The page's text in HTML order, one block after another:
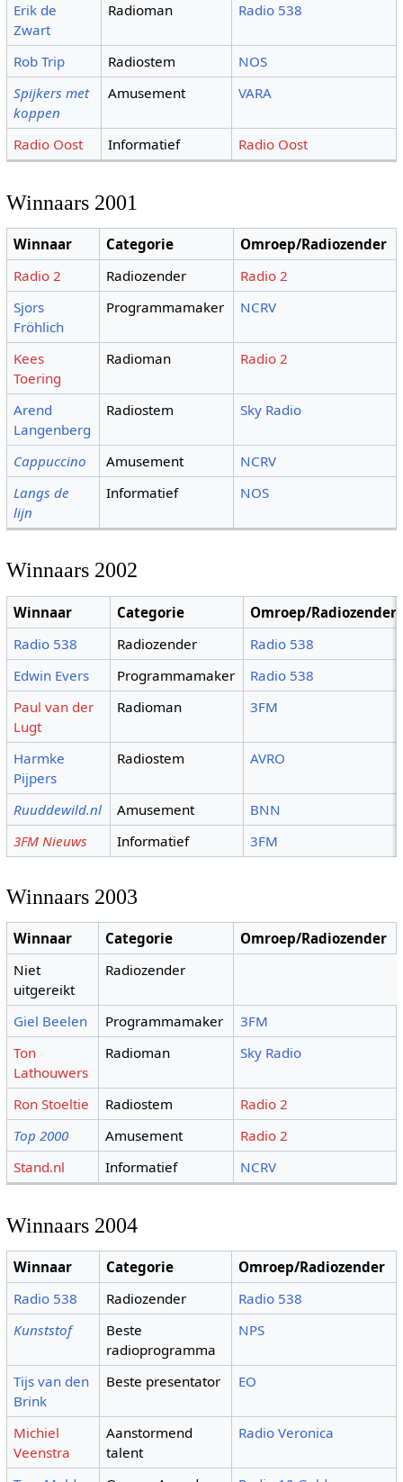
Erik de
Zwart
Radioman Radio 538
Rob Trip Radiostem
NOS
Spijkers met
koppen
Amusement VARA
Radio Oost Informatief Radio Oost
Winnaars 2001
Winnaar Categorie
Omroep/Radiozender
Radio 2
Radiozender
Radio 2
Sjors
Fröhlich
Programmamaker NCRV
Kees
Toering
Radioman Radio 2
Arend
Langenberg
Radiostem Sky Radio
Cappuccino Amusement
NCRV
Langs de
lijn
Informatief NOS
Winnaars 2002
Winnaar Categorie
Omroep/Radiozender
Radio 538
Radiozender
Radio 538
Edwin Evers
Programmamaker
Radio 538
Paul van der
Lugt
Radioman 3FM
Harmke
Pijpers
Radiostem AVRO
Ruuddewild.nl Amusement
BNN
3FM Nieuws
Informatief 3FM
Winnaars 2003
Winnaar Categorie
Omroep/Radiozender
Niet
uitgereikt
Radiozender
Giel Beelen Programmamaker
3FM
Ton
Lathouwers
Radioman Sky Radio
Ron Stoeltie Radiostem
Radio 2
Top 2000
Amusement
Radio 2
Stand.nl
Informatief NCRV
Winnaars 2004
Winnaar Categorie
Omroep/Radiozender
Radio 538
Radiozender
Radio 538
Kunststof
Beste
radioprogramma
NPS
Tijs van den
Brink
Beste presentator EO
Michiel
Veenstra
Aanstormend
talent
Radio Veronica